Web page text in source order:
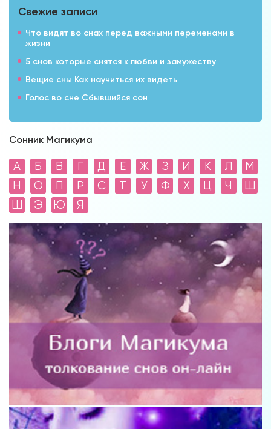
Свежие записи
Что видят во снах перед важными переменами в
жизни
5 снов которые снятся к любви и замужеству
Вещие сны Как научиться их видеть
Голос во сне Сбывшийся сон
Сонник Магикума
А Б В Г Д Е Ж З И К Л
М
Н
О П Р С Т У Ф Х Ц Ч
Ш
Щ
Э Ю Я